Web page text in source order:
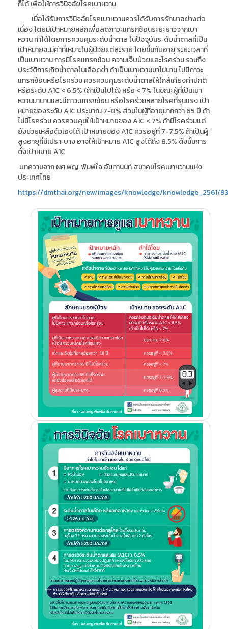
ก็ได้ เพื่อให้การวินิจฉัยโรคเบาหวาน
เมื่อได้รับการวินิจฉัยโรคเบาหวานควรได้รับการรักษาอย่างต่อ
เนื่อง โดยมีเป้าหมายหลักเพื่อลดภาวะแทรกซ้อนระยะยาวจากเบา
หวาน ทำได้โดยการควบคุมระดับน้ำตาล ในปัจจุบันระดับน้ำตาลที่เป็น
เป้าหมายจะมีค่าที่เหมาะในผู้ป่วยแต่ละราย โดยขึ้นกับอายุ ระยะเวลาที่
เป็นเบาหวาน การมีโรคแทรกซ้อน ความเจ็บป่วยและโรคร่วม รวมถึง
ประวัติการเกิดน้ำตาลในเลือดต่ำ ถ้าเป็นเบาหวานมาไม่นาน ไม่มีภาวะ
แทรกซ้อนหรือโรคร่วม ควรควบคุมระดับน้ำตาลให้ใกล้เคียงค่าปกติ
หรือระดับA1C < 6.5% (ถ้าเป็นไปได้) หรือ < 7%ในขณะผู้ที่เป็นเบา
หวานมานานและมีภาวะแทรกซ้อน หรือโรคร่วมหลายโรคที่รุนแรง เป้า
หมายของระดับA1C ประมาณ7-8% ส่วนในผู้ที่อายุมากกว่า65 ปี ถ้า
ไม่มีโรคร่วม ควรควบคุมให้เป้าหมายของA1C < 7%ถ้ามีโรคร่วมแต่
ยังช่วยเหลือตัวเองได้ เป้าหมายของA1C ควรอยู่ที่7-7.5%ถ้าเป็นผู้
สูงอายุที่มีเปราะบาง อาจให้เป้าหมายA1C สูงได้ถึง8.5% ดังนั้นการ
ตั้งเป้าหมายA1C
บทความจาก ผศ.พญ. พิมพ์ใจ อันทานนท์ สมาคมโรคเบาหวานแห่ง
ประเทศไทย
https://dmthai.org/new/images/knowledge/knowledge_2561/